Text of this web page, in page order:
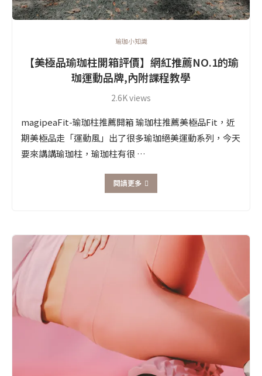
瑜珈小知識
【美極品瑜珈柱開箱評價】網紅推薦NO.1的瑜
珈運動品牌,內附課程教學
2.6K views
magipeaFit-瑜珈柱推薦開箱 瑜珈柱推薦美極品Fit，近
期美極品走「運動風」出了很多瑜珈絕美運動系列，今天
要來講講瑜珈柱，瑜珈柱有很 …
閱讀更多